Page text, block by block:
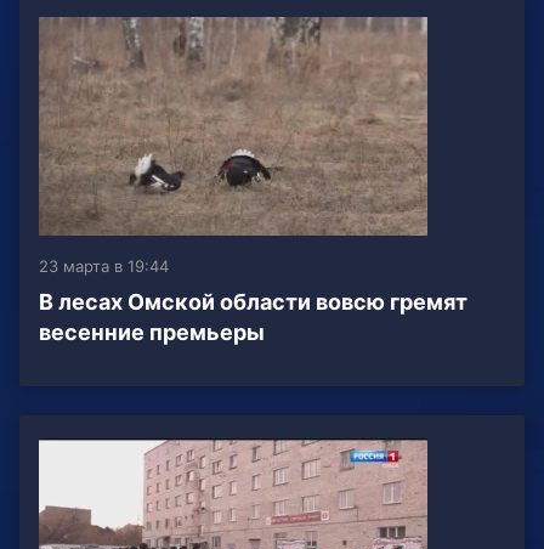
23 марта в 19:44
В лесах Омской области вовсю гремят
весенние премьеры